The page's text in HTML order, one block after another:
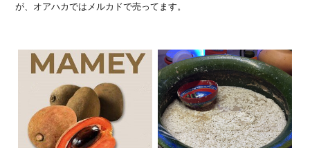
が、オアハカではメルカドで売ってます。